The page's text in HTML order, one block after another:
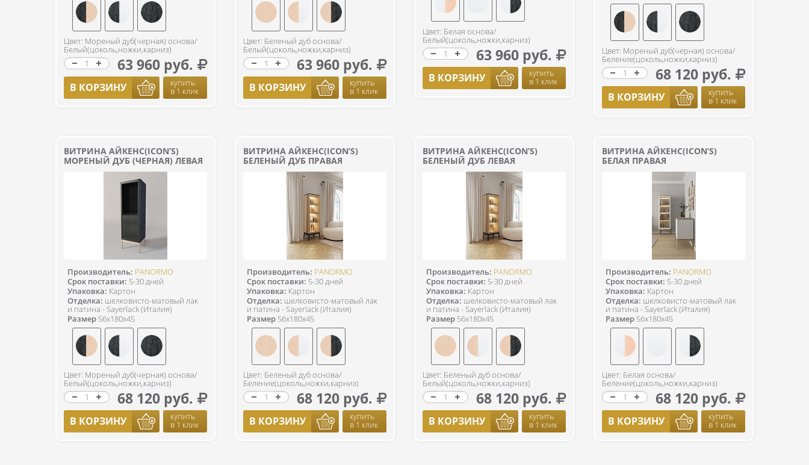
Цвет: Мореный дуб(черная) основа/
Белый(цоколь,ножки,карниз)
63 960 руб.
В КОРЗИНУ купить
в 1 клик
Цвет: Беленый дуб основа/
Белый(цоколь,ножки,карниз)
63 960 руб.
В КОРЗИНУ купить
в 1 клик
Цвет: Белая основа/
Белый(цоколь,ножки,карниз)
63 960 руб.
В КОРЗИНУ купить
в 1 клик
Цвет: Мореный дуб(черная) основа/
Беление(цоколь,ножки,карниз)
68 120 руб.
В КОРЗИНУ купить
в 1 клик
ВИТРИНА АЙКЕНС(ICON’S)
МОРЕНЫЙ ДУБ (ЧЕРНАЯ) ЛЕВАЯ
Производитель: PANORMO
Срок поставки: 5-30 дней
Упаковка: Картон
Отделка: шелковисто-матовый лак
и патина - Sayerlack (Италия)
Размер 56x180x45
Цвет: Мореный дуб(черная) основа/
Белый(цоколь,ножки,карниз)
68 120 руб.
В КОРЗИНУ купить
в 1 клик
ВИТРИНА АЙКЕНС(ICON’S)
БЕЛЕНЫЙ ДУБ ПРАВАЯ
Производитель: PANORMO
Срок поставки: 5-30 дней
Упаковка: Картон
Отделка: шелковисто-матовый лак
и патина - Sayerlack (Италия)
Размер 56x180x45
Цвет: Беленый дуб основа/
Беление(цоколь,ножки,карниз)
68 120 руб.
В КОРЗИНУ купить
в 1 клик
ВИТРИНА АЙКЕНС(ICON’S)
БЕЛЕНЫЙ ДУБ ЛЕВАЯ
Производитель: PANORMO
Срок поставки: 5-30 дней
Упаковка: Картон
Отделка: шелковисто-матовый лак
и патина - Sayerlack (Италия)
Размер 56x180x45
Цвет: Беленый дуб основа/
Белый(цоколь,ножки,карниз)
68 120 руб.
В КОРЗИНУ купить
в 1 клик
ВИТРИНА АЙКЕНС(ICON’S)
БЕЛАЯ ПРАВАЯ
Производитель: PANORMO
Срок поставки: 5-30 дней
Упаковка: Картон
Отделка: шелковисто-матовый лак
и патина - Sayerlack (Италия)
Размер 56x180x45
Цвет: Белая основа/
Беление(цоколь,ножки,карниз)
68 120 руб.
В КОРЗИНУ купить
в 1 клик